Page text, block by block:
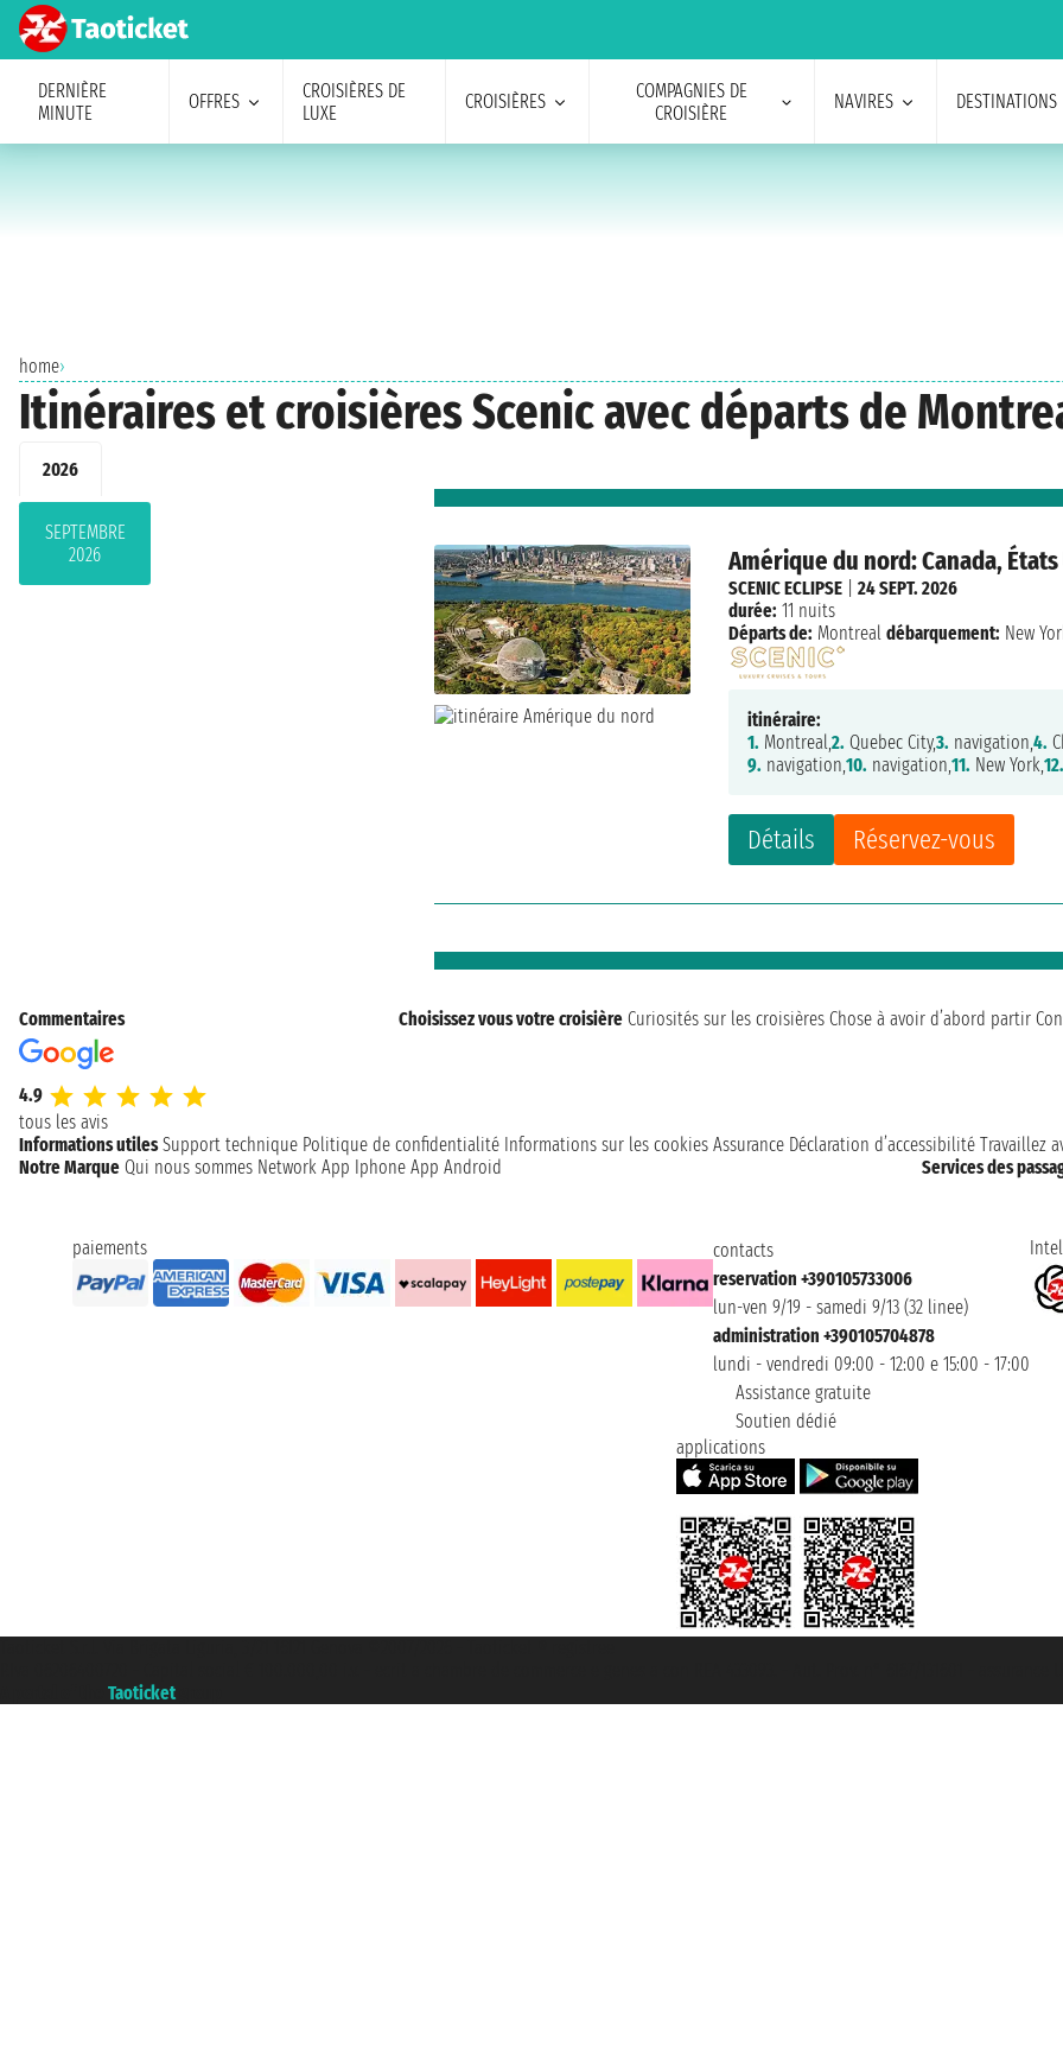
DERNIÈRE
MINUTE
OFFRES
CROISIÈRES DE
LUXE
CROISIÈRES
COMPAGNIES DE
CROISIÈRE
NAVIRES DESTINATIONS
home›
Itinéraires et croisières Scenic avec départs de
2026
SEPTEMBRE
2026
Amérique du nord: Canada,
Détails Réservez-vous
SCENIC ECLIPSE |24 SEPT. 2026
durée: 11 nuits
Départs de: Montreal débarquement: New
itinéraire:
1. Montreal,2. Quebec City,3. navigation,4.
9. navigation,10. navigation,11. New York,12.
Commentaires
4.9
tous les avis
Choisissez vous votre croisière Curiosités sur les croisières Chose à avoir d’abord partir
Informations utiles Support technique Politique de confidentialité Informations sur les cookies Assurance Déclaration d’accessibilité Travaillez
Notre Marque Qui nous sommes Network App Iphone App Android Services des
paiements
contacts
reservation +390105733006
lun-ven 9/19 - samedi 9/13 (32 linee)
administration +390105704878
lundi - vendredi 09:00 - 12:00 e 15:00 - 17:00
Assistance gratuite
Soutien dédié
applications
Taoticket